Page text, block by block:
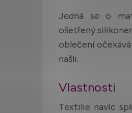
Jedná se o
ošetřený
oblečení
našli.
Vlastnosti
Textilie navíc